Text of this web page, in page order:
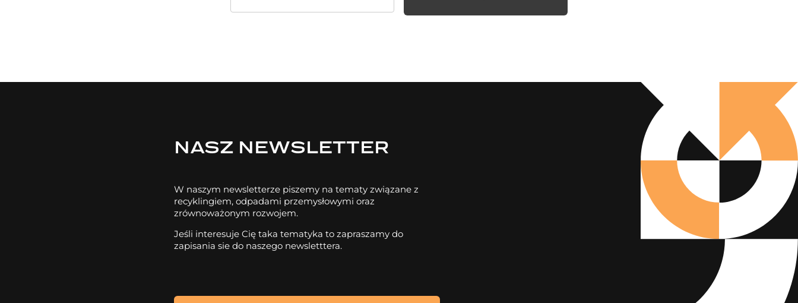
NASZ NEWSLETTER
W naszym newsletterze piszemy na tematy związane z
recyklingiem, odpadami przemysłowymi oraz
zrównoważonym rozwojem.
Jeśli interesuje Cię taka tematyka to zapraszamy do
zapisania sie do naszego newsletttera.